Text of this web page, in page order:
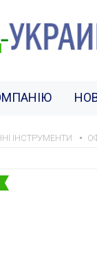
ІНСТРУМЕНТИ